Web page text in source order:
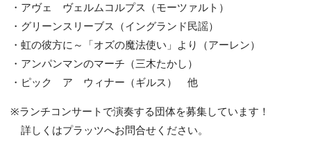
・アヴェ ヴェルムコルプス（モーツァルト）
・グリーンスリーブス（イングランド民謡）
・虹の彼方に～「オズの魔法使い」より（アーレン）
・アンパンマンのマーチ（三木たかし）
・ピック ア ウィナー（ギルス） 他
※ランチコンサートで演奏する団体を募集しています！
詳しくはプラッツへお問合せください。